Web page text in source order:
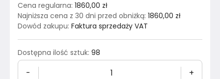
Cena regularna: 1860,00 zł
Najniższa cena z 30 dni przed obniżką: 1860,00 zł
Dowód zakupu: Faktura sprzedaży VAT
Dostępna ilość sztuk: 98
- +